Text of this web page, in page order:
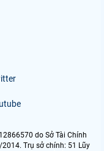
do Sở Tài Chính
Trụ sở chính: 51 Lũy